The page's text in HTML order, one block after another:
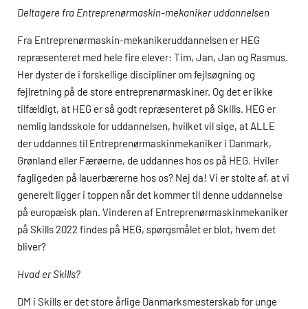
Deltagere fra Entreprenørmaskin-mekaniker uddannelsen
Fra Entreprenørmaskin-mekanikeruddannelsen erHEG
repræsenteret med hele fire elever: Tim, Jan, Jan og Rasmus.
Her dyster de i forskellige discipliner om fejlsøgning og
fejlretning på de store entreprenørmaskiner. Og det er ikke
tilfældigt, at HEG er så godt repræsenteret på Skills. HEG er
nemlig landsskole for uddannelsen, hvilket vil sige, at ALLE
der uddannes til Entreprenørmaskinmekaniker i Danmark,
Grønland eller Færøerne, de uddannes hos os på HEG. Hviler
fagligeden på lauerbærerne hos os? Nej da! Vi er stolte af, at vi
generelt ligger i toppen når det kommer til denne uddannelse
på europæisk plan. Vinderen af Entreprenørmaskinmekaniker
på Skills 2022 findes på HEG, spørgsmålet er blot, hvem det
bliver?
Hvad er Skills?
DM i Skills er det store årlige Danmarksmesterskab for unge